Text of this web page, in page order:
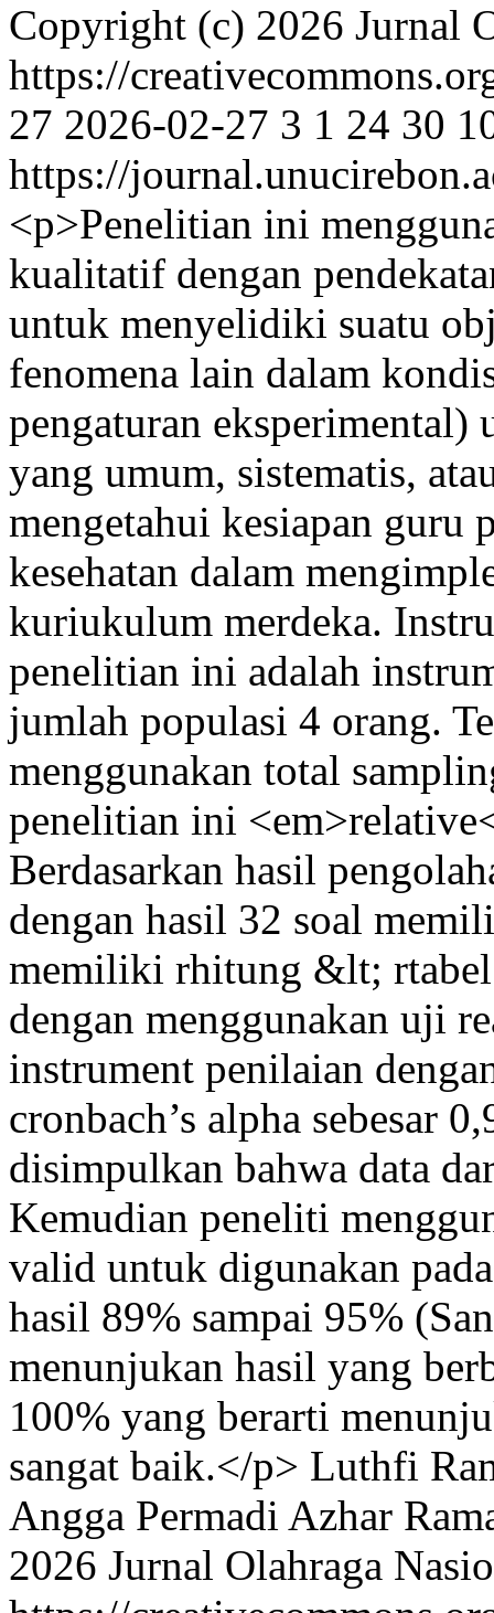
Copyright (c) 2026 Jurnal
https://
27 2026-02-27 3 1 24 30
https://
<p>Penelitian ini
kualitatif dengan
untuk menyelidiki suatu
fenomena lain dalam
pengaturan
yang umum, sistematis,
mengetahui kesiapan guru
kesehatan dalam
kuriukulum merdeka.
penelitian ini adalah
jumlah populasi 4 orang.
menggunakan total
penelitian ini
Berdasarkan hasil
dengan hasil 32 soal
memiliki rhitung &lt;
dengan menggunakan uji
instrument penilaian
cronbach’s alpha sebesar
disimpulkan bahwa data
Kemudian peneliti
valid untuk digunakan
hasil 89% sampai 95%
menunjukan hasil yang
100% yang berarti
sangat baik.</p> Luthfi
Angga Permadi Azhar
2026 Jurnal Olahraga